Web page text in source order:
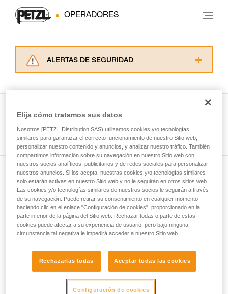
OPERADORES
ALERTAS DE SEGURIDAD
Dominar estas técnicas requiere una formación
y un entrenamiento específico. Confirme a
través de un profesional su capacidad para
ejecutar estas técnicas, solo y con total
seguridad, antes de ejecutarlas de forma
autónoma.
Damos ejemplos de técnicas relacionadas con
su actividad. Pueden existir otras que no
describimos aquí.
Ver todas las técnicas
Suscríbase al boletín
y mantente conectado con nuestras noticias
Email *
Elija cómo tratamos sus datos
Nosotros [PETZL Distribution SAS) utilizamos cookies y/o tecnologías
similares para garantizar el correcto funcionamiento de nuestro Sitio web,
personalizar nuestro contenido y anuncios, y analizar nuestro tráfico. También
compartimos información sobre su navegación en nuestro Sitio web con
nuestros socios analíticos, publicitarios y de redes sociales para personalizar
nuestros anuncios. Si los acepta, nuestras cookies y/o tecnologías similares
solo estarán activas en nuestro Sitio web y no le seguirán en otros sitios web.
Las cookies y/o tecnologías similares de nuestros socios le seguirán a través
de su navegación. Puede retirar su consentimiento en cualquier momento
haciendo clic en el enlace "Configuración de cookies", proporcionado en la
parte inferior de la página del Sitio web. Rechazar todas o parte de estas
cookies puede afectar a su experiencia de usuario, pero bajo ninguna
circunstancia tal negativa le impedirá acceder a nuestro Sitio web.
Rechazarlas todas Aceptar todas las cookies
Configuración de cookies